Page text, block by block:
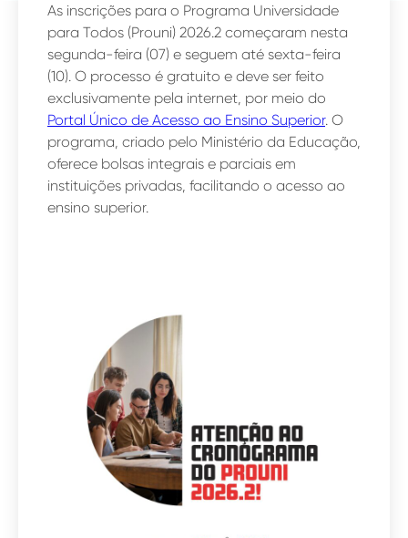
As inscrições para o Programa Universidade
para Todos (Prouni) 2026.2 começaram nesta
segunda-feira (07) e seguem até sexta-feira
(10). O processo é gratuito e deve ser feito
exclusivamente pela internet, por meio do
Portal Único de Acesso ao Ensino Superior. O
programa, criado pelo Ministério da Educação,
oferece bolsas integrais e parciais em
instituições privadas, facilitando o acesso ao
ensino superior.